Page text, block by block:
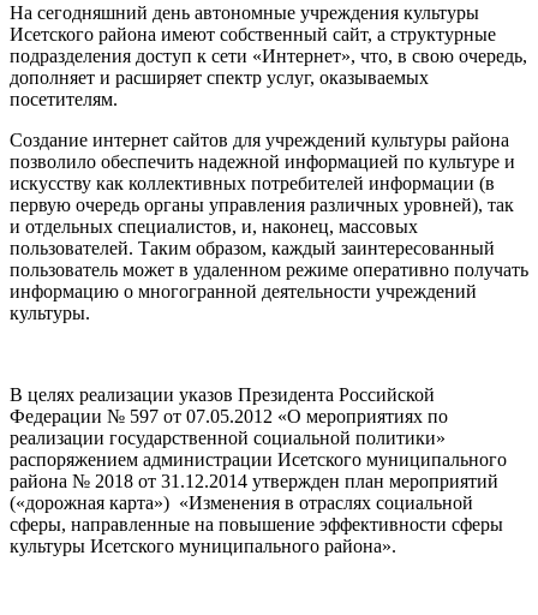
На сегодняшний день автономные учреждения культуры
Исетского района имеют собственный сайт, а структурные
подразделения доступ к сети «Интернет», что, в свою очередь,
дополняет и расширяет спектр услуг, оказываемых
посетителям.
Создание интернет сайтов для учреждений культуры района
позволило обеспечить надежной информацией по культуре и
искусству как коллективных потребителей информации (в
первую очередь органы управления различных уровней), так
и отдельных специалистов, и, наконец, массовых
пользователей. Таким образом, каждый заинтересованный
пользователь может в удаленном режиме оперативно получать
информацию о многогранной деятельности учреждений
культуры.
В целях реализации указов Президента Российской
Федерации № 597 от 07.05.2012 «О мероприятиях по
реализации государственной социальной политики»
распоряжением администрации Исетского муниципального
района № 2018 от 31.12.2014 утвержден план мероприятий
(«дорожная карта») «Изменения в отраслях социальной
сферы, направленные на повышение эффективности сферы
культуры Исетского муниципального района».